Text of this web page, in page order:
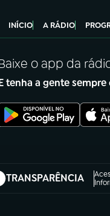
INÍCIO A RÁDIO
o app da
tenha a gente
TRANSPARÊNCIA
em nova aba)